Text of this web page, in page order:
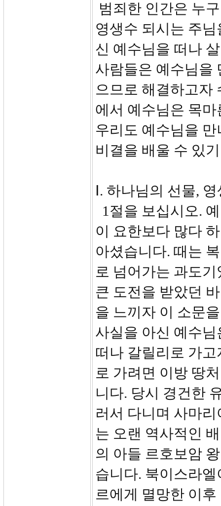
범죄한 인간은 누
영생수 되시는 주
신 예수님을 떠나
사람들은 예수님을
으므로 해결하고자
에서 예수님은 목
우리도 예수님을
비결을 배울 수 있
Ⅰ. 하나님의 선물,
1절을 보십시오.
이 요한보다 많다
아셨습니다. 때는
로 넘어가는 과도
큰 도전을 받았던
을 느끼자 이 소문
사실을 아신 예수
떠나 갈릴리로 가
로 가려면 이방 땅
니다. 당시 경건한
러서 다니며 사마
는 오랜 역사적인
의 아들 르호보암
습니다. 북이스라
르에게 멸망한 이